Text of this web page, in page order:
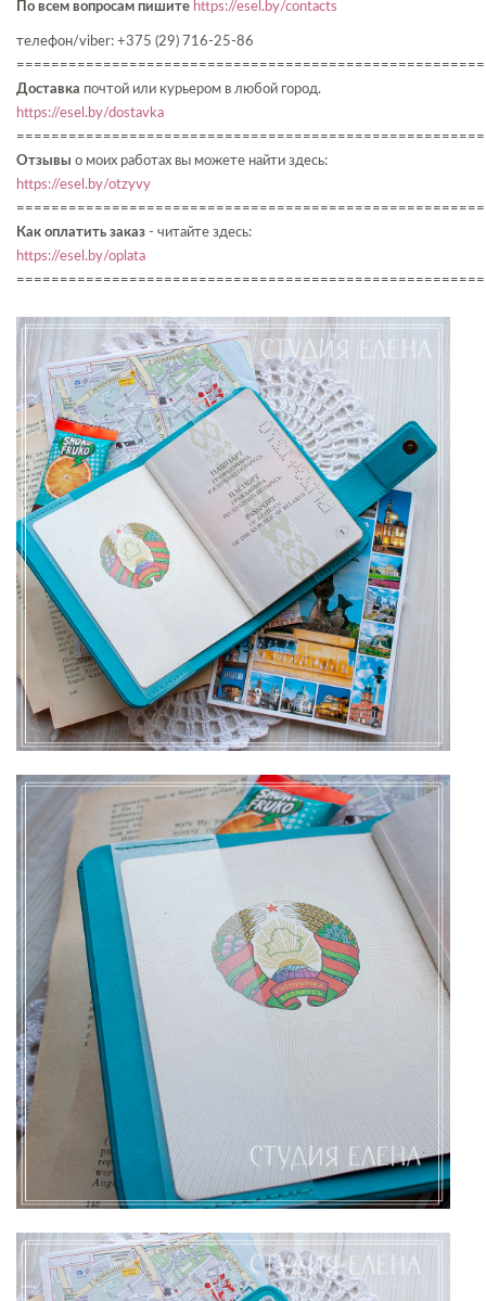
По всем вопросам пишите https://esel.by/contacts
телефон/viber: +375 (29) 716-25-86
Доставка почтой или курьером в любой город.
https://esel.by/dostavka
Отзывы о моих работах вы можете найти здесь:
https://esel.by/otzyvy
Как оплатить заказ - читайте здесь:
https://esel.by/oplata